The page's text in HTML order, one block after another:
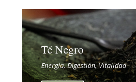
Té Negro
Energía, Digestión, Vitalidad